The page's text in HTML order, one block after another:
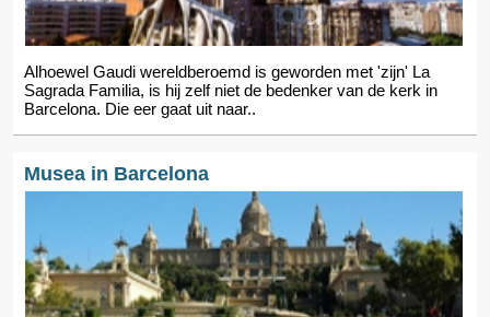
Alhoewel Gaudi wereldberoemd is geworden met 'zijn' La
Sagrada Familia, is hij zelf niet de bedenker van de kerk in
Barcelona. Die eer gaat uit naar..
Musea in Barcelona